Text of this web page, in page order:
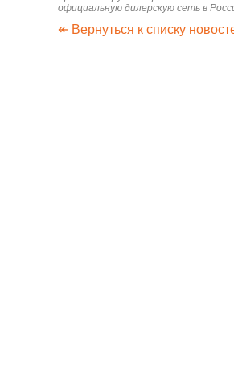
официальную дилерскую сеть в
↞ Вернуться к списку